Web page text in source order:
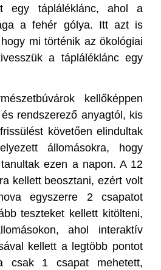
egy tápláléklánc, ahol a
a fehér gólya. Itt azt is
mi történik az ökológiai
a tápláléklánc egy
kellőképpen
rendszerező anyagtól, kis
követően elindultak
állomásokra, hogy
ezen a napon. A 12
kellett beosztani, ezért volt
egyszerre 2 csapatot
teszteket kellett kitölteni,
ahol interaktív
kellett a legtöbb pontot
csak 1 csapat mehetett,